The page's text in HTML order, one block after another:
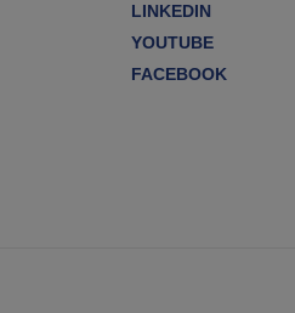
LINKEDIN
YOUTUBE
FACEBOOK